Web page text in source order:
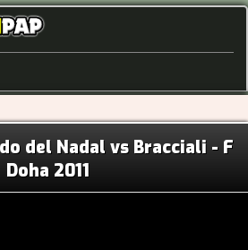
del Nadal vs Bracciali - F
Doha 2011